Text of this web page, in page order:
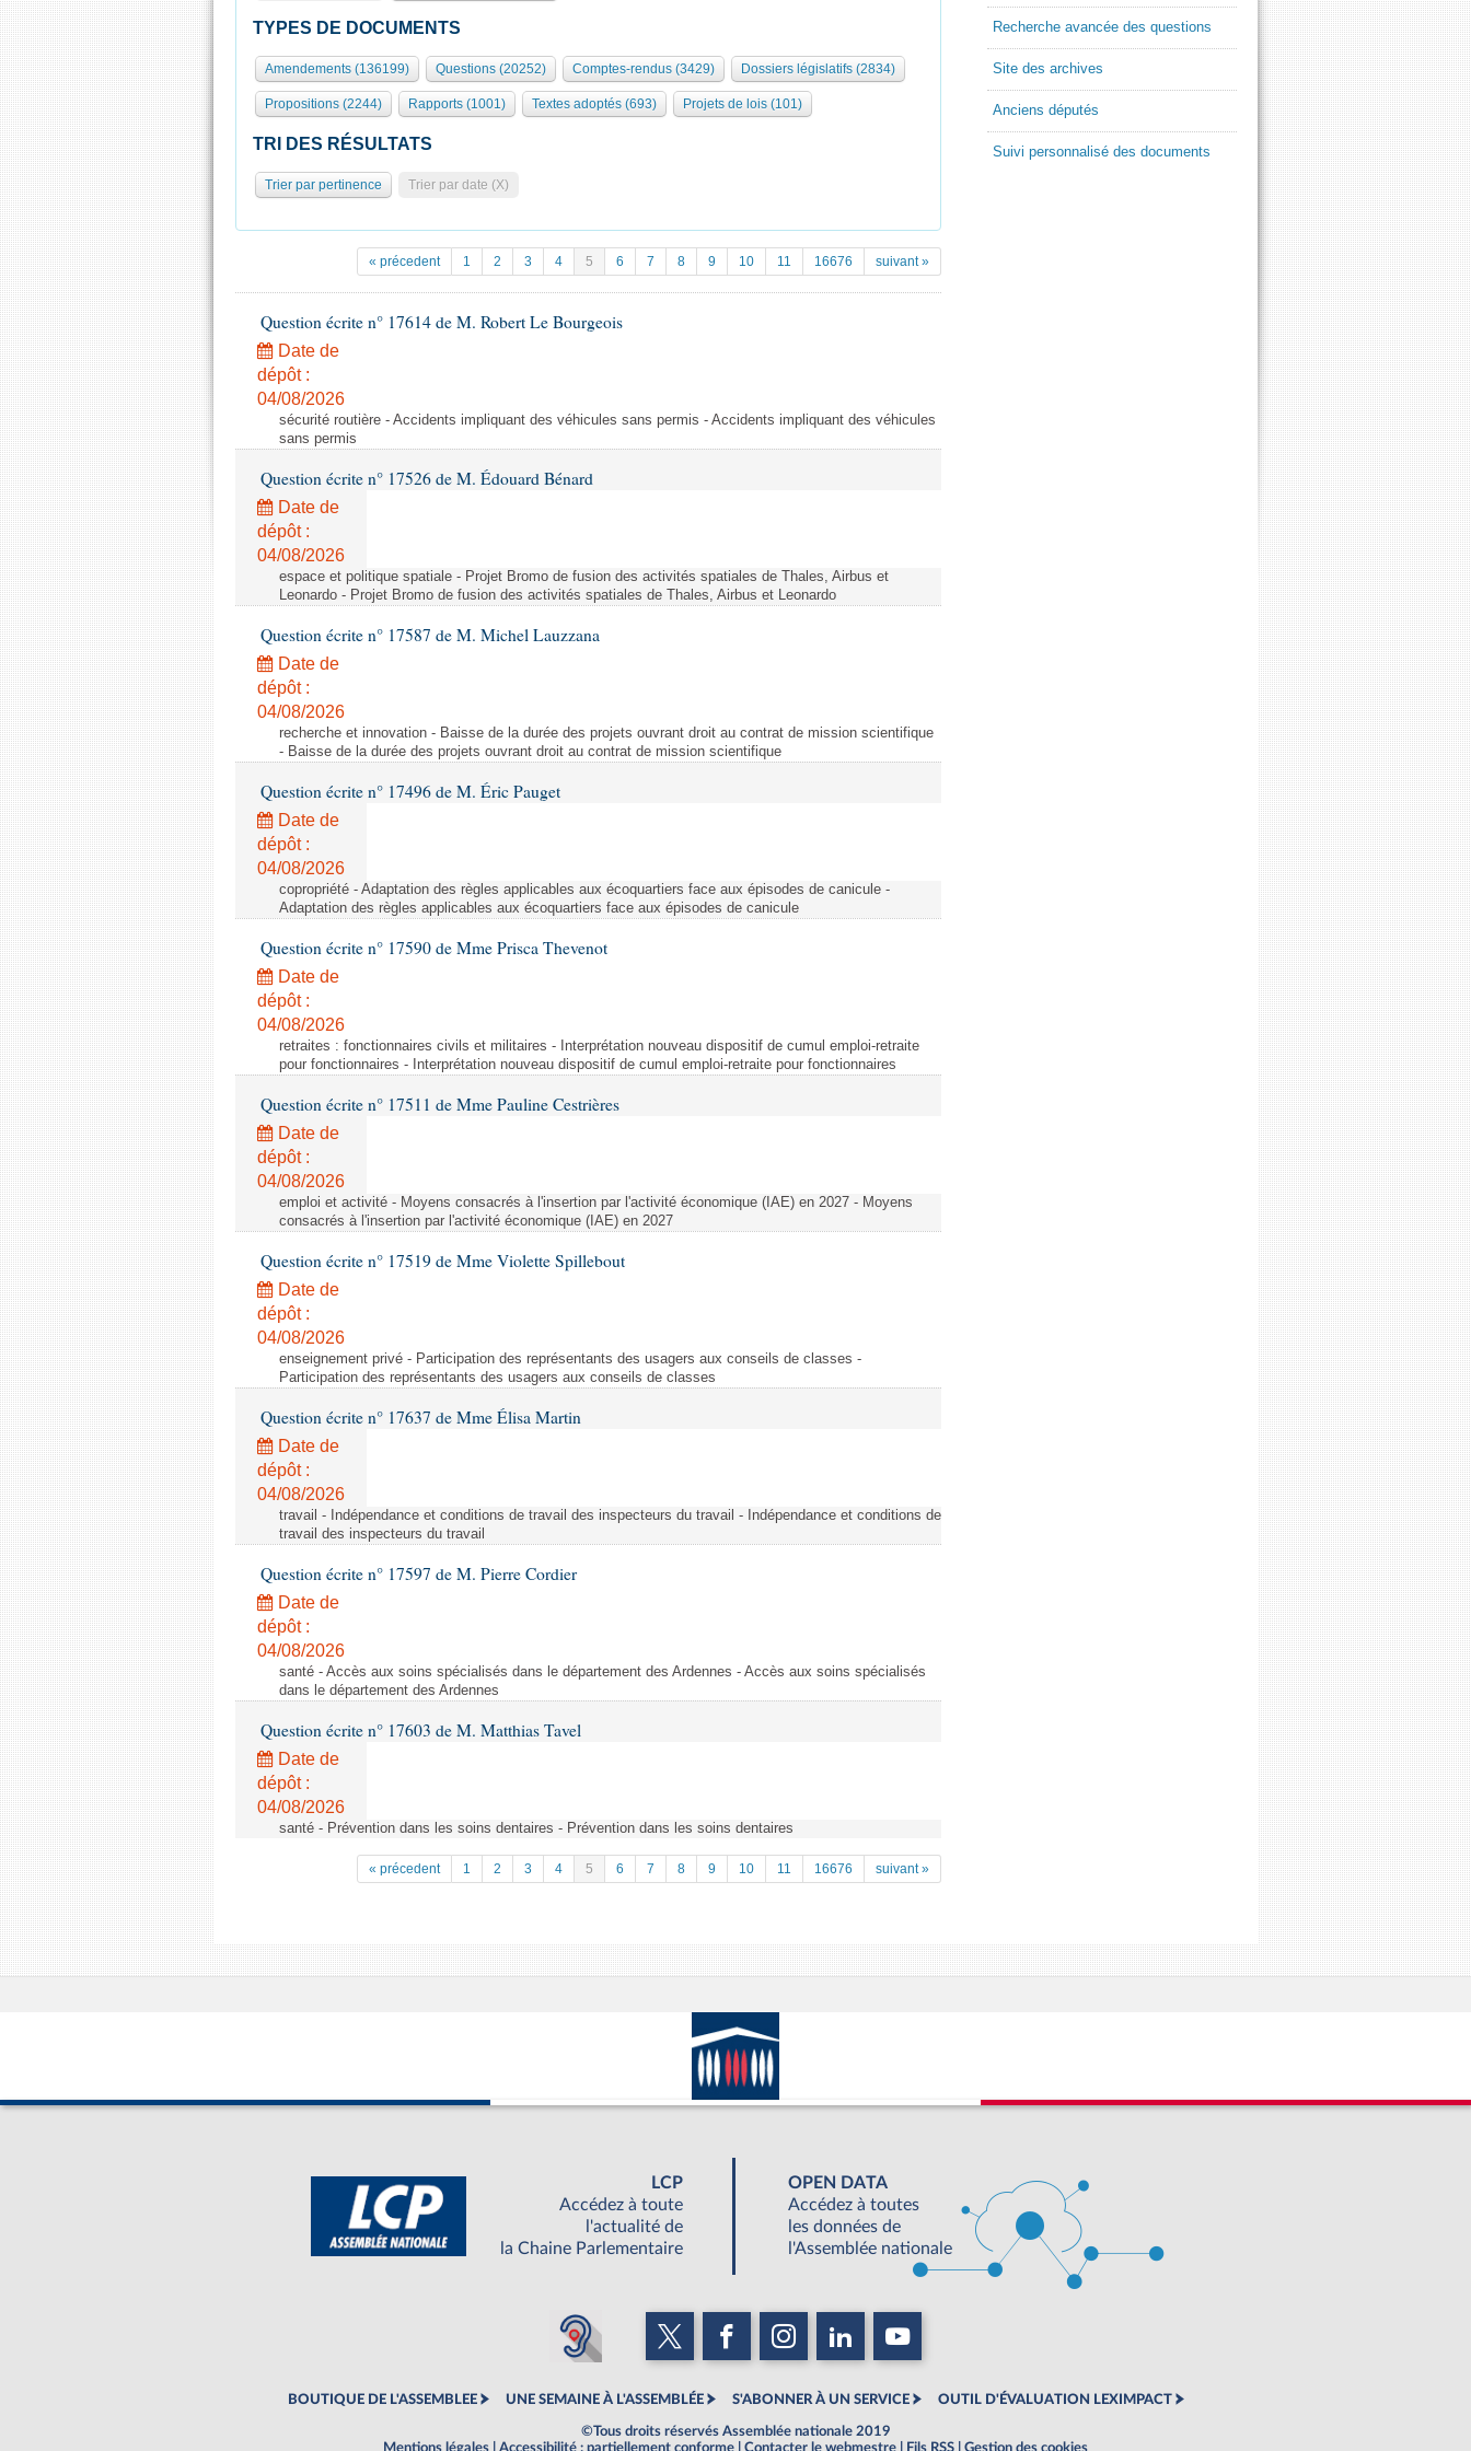
TYPES DE DOCUMENTS
Amendements (136199) Questions (20252) Comptes-rendus (3429) Dossiers législatifs (2834)
Propositions (2244) Rapports (1001) Textes adoptés (693) Projets de lois (101)
TRI DES RÉSULTATS
Trier par pertinence Trier par date (X)
« précedent 1 2 3 4 5 6 7 8 9 10 11 16676 suivant »
Question écrite n° 17614 de M. Robert Le Bourgeois
Date de
dépôt :
04/08/2026
sécurité routière - Accidents impliquant des véhicules sans permis - Accidents impliquant des véhicules
sans permis
Question écrite n° 17526 de M. Édouard Bénard
Date de
dépôt :
04/08/2026
espace et politique spatiale - Projet Bromo de fusion des activités spatiales de Thales, Airbus et
Leonardo - Projet Bromo de fusion des activités spatiales de Thales, Airbus et Leonardo
Question écrite n° 17587 de M. Michel Lauzzana
Date de
dépôt :
04/08/2026
recherche et innovation - Baisse de la durée des projets ouvrant droit au contrat de mission scientifique
- Baisse de la durée des projets ouvrant droit au contrat de mission scientifique
Question écrite n° 17496 de M. Éric Pauget
Date de
dépôt :
04/08/2026
copropriété - Adaptation des règles applicables aux écoquartiers face aux épisodes de canicule -
Adaptation des règles applicables aux écoquartiers face aux épisodes de canicule
Question écrite n° 17590 de Mme Prisca Thevenot
Date de
dépôt :
04/08/2026
retraites : fonctionnaires civils et militaires - Interprétation nouveau dispositif de cumul emploi-retraite
pour fonctionnaires - Interprétation nouveau dispositif de cumul emploi-retraite pour fonctionnaires
Question écrite n° 17511 de Mme Pauline Cestrières
Date de
dépôt :
04/08/2026
emploi et activité - Moyens consacrés à l'insertion par l'activité économique (IAE) en 2027 - Moyens
consacrés à l'insertion par l'activité économique (IAE) en 2027
Question écrite n° 17519 de Mme Violette Spillebout
Date de
dépôt :
04/08/2026
enseignement privé - Participation des représentants des usagers aux conseils de classes -
Participation des représentants des usagers aux conseils de classes
Question écrite n° 17637 de Mme Élisa Martin
Date de
dépôt :
04/08/2026
travail - Indépendance et conditions de travail des inspecteurs du travail - Indépendance et conditions de
travail des inspecteurs du travail
Question écrite n° 17597 de M. Pierre Cordier
Date de
dépôt :
04/08/2026
santé - Accès aux soins spécialisés dans le département des Ardennes - Accès aux soins spécialisés
dans le département des Ardennes
Question écrite n° 17603 de M. Matthias Tavel
Date de
dépôt :
04/08/2026
santé - Prévention dans les soins dentaires - Prévention dans les soins dentaires
« précedent 1 2 3 4 5 6 7 8 9 10 11 16676 suivant »
Recherche avancée des questions
Site des archives
Anciens députés
Suivi personnalisé des documents
LCP
Accédez à toute
l'actualité de
la Chaine Parlementaire
OPEN DATA
Accédez à toutes
les données de
l'Assemblée nationale
BOUTIQUE DE L'ASSEMBLEE UNE SEMAINE À L'ASSEMBLÉE S'ABONNER À UN SERVICE OUTIL D'ÉVALUATION LEXIMPACT
©Tous droits réservés Assemblée nationale 2019
Mentions légales
Accessibilité : partiellement conforme Contacter le webmestre Fils RSS Gestion des cookies